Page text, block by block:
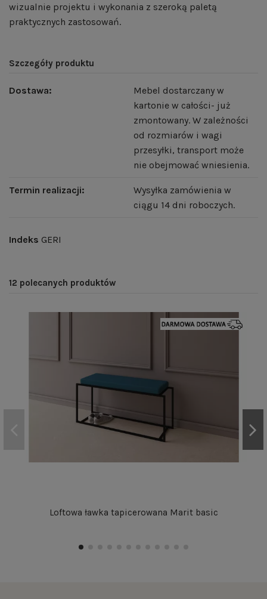
wizualnie projektu i wykonania z szeroką paletą
praktycznych zastosowań.
Szczegóły produktu
Dostawa:
Mebel dostarczany w
kartonie w całości- już
zmontowany. W zależności
od rozmiarów i wagi
przesyłki, transport może
nie obejmować wniesienia.
Termin realizacji:
Wysyłka zamówienia w
ciągu 14 dni roboczych.
Indeks GERI
12 polecanych produktów
Loftowa ławka tapicerowana Marit basic